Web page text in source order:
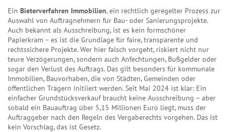
Ein Bieterverfahren Immobilien,ein rechtlich geregelter Prozess zur
Auswahl von Auftragnehmern für Bau- oder Sanierungsprojekte.
Auch bekannt als Ausschreibung, ist es kein formschöner
Papierkram – es ist die Grundlage für faire, transparente und
rechtssichere Projekte. Wer hier falsch vorgeht, riskiert nicht nur
teure Verzögerungen, sondern auch Anfechtungen, Bußgelder oder
sogar den Verlust des Auftrags. Das gilt besonders für kommunale
Immobilien, Bauvorhaben, die von Städten, Gemeinden oder
öffentlichen Trägern initiiert werden. Seit Mai 2024 ist klar: Ein
einfacher Grundstücksverkauf braucht keine Ausschreibung – aber
sobald ein Bauauftrag über 5,15 Millionen Euro liegt, muss der
Auftraggeber nach den Regeln des Vergaberechts vorgehen. Das ist
kein Vorschlag, das ist Gesetz.